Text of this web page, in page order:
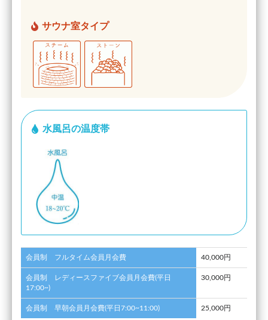
サウナ室タイプ
水風呂の温度帯
会員制 フルタイム会員月会費 40,000円
会員制 レディースファイブ会員月会費(平日
17:00~)
30,000円
会員制 早朝会員月会費(平日7:00~11:00) 25,000円